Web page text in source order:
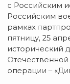
с Российским
Российским
рамках
пятницу, 25
исторический
операции –